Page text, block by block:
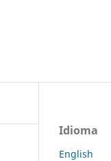
Idioma
English